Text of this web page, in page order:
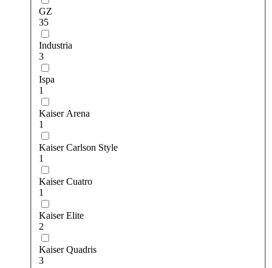
GZ
35
Industria
3
Ispa
1
Kaiser Arena
1
Kaiser Carlson Style
1
Kaiser Cuatro
1
Kaiser Elite
2
Kaiser Quadris
3